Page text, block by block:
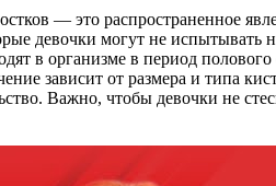
— это распространенное
девочки могут не испытывать
в организме в период
зависит от размера и типа
Важно, чтобы девочки не